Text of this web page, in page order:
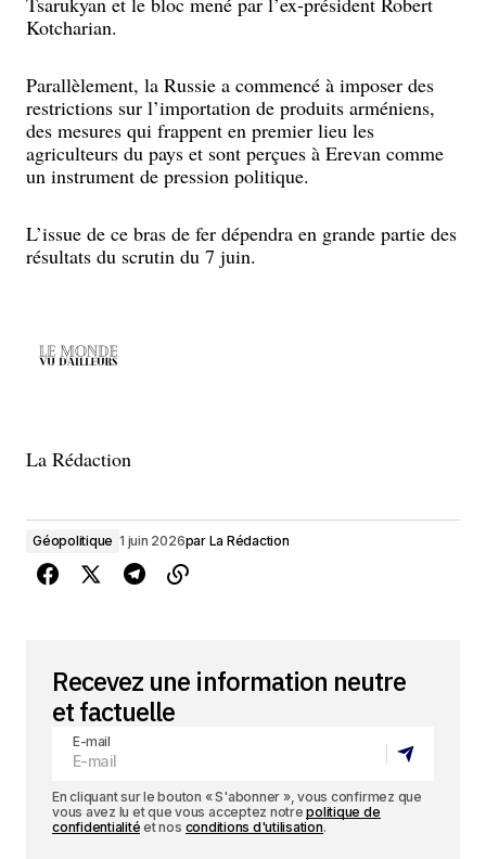
Kotcharian.
Parallèlement, la Russie a commencé à imposer des
restrictions sur l’importation de produits arméniens,
des mesures qui frappent en premier lieu les
agriculteurs du pays et sont perçues à Erevan comme
un instrument de pression politique.
L’issue de ce bras de fer dépendra en grande partie des
résultats du scrutin du 7 juin.
La Rédaction
Géopolitique 1 juin 2026par La Rédaction
Recevez une information neutre
et factuelle
E-mail
En cliquant sur le bouton « S'abonner », vous confirmez que
vous avez lu et que vous acceptez notrepolitique de
confidentialité et nos conditions d'utilisation.